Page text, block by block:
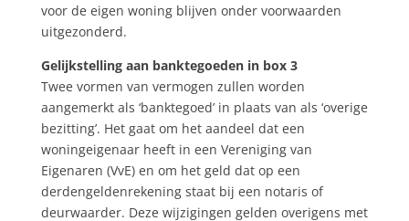
voor de eigen woning blijven onder voorwaarden
uitgezonderd.
Gelijkstelling aan banktegoeden in box 3
Twee vormen van vermogen zullen worden
aangemerkt als ‘banktegoed’ in plaats van als ‘overige
bezitting’. Het gaat om het aandeel dat een
woningeigenaar heeft in een Vereniging van
Eigenaren (VvE) en om het geld dat op een
derdengeldenrekening staat bij een notaris of
deurwaarder. Deze wijzigingen gelden overigens met